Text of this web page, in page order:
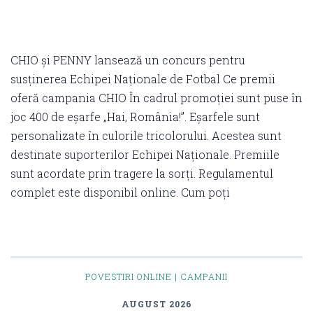
CHIO și PENNY lansează un concurs pentru
susținerea Echipei Naționale de Fotbal Ce premii
oferă campania CHIO În cadrul promoției sunt puse în
joc 400 de eșarfe „Hai, România!”. Eșarfele sunt
personalizate în culorile tricolorului. Acestea sunt
destinate suporterilor Echipei Naționale. Premiile
sunt acordate prin tragere la sorți. Regulamentul
complet este disponibil online. Cum poți
POVESTIRI ONLINE | CAMPANII
AUGUST 2026